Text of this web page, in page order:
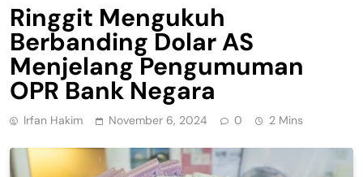
Ringgit Mengukuh
Berbanding Dolar AS
Menjelang Pengumuman
OPR Bank Negara
Irfan Hakim November 6, 2024 0 2 Mins